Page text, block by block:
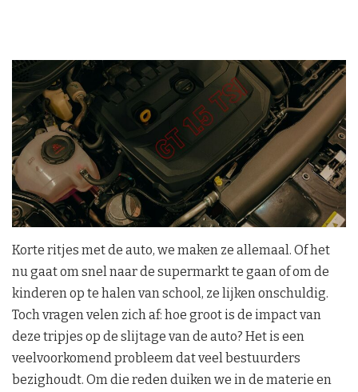
Korte ritjes met de auto, we maken ze allemaal. Of het
nu gaat om snel naar de supermarkt te gaan of om de
kinderen op te halen van school, ze lijken onschuldig.
Toch vragen velen zich af: hoe groot is de impact van
deze tripjes op de slijtage van de auto? Het is een
veelvoorkomend probleem dat veel bestuurders
bezighoudt. Om die reden duiken we in de materie en